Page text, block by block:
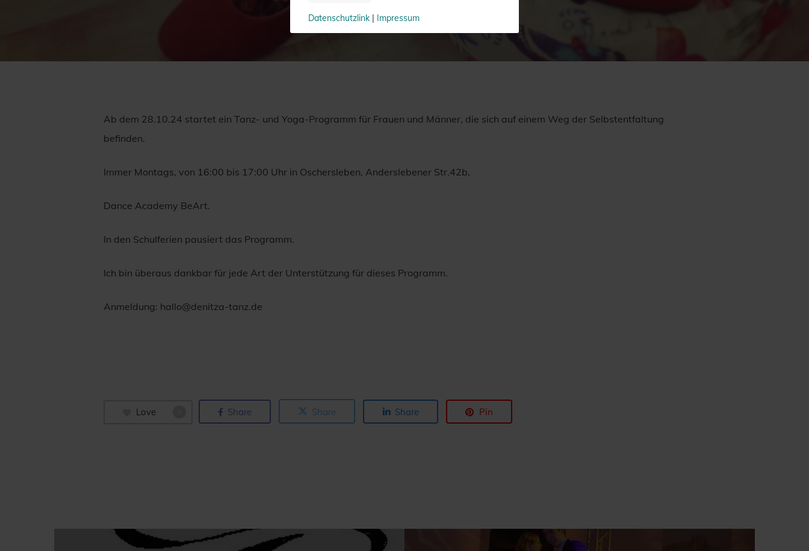
Ab dem 28.10.24 startet ein Tanz- und Yoga-Programm für Frauen und Männer, die sich auf einem Weg der Selbstentfaltung
befinden.
Immer Montags, von 16:00 bis 17:00 Uhr in Oschersleben, Anderslebener Str.42b,
Dance Academy BeArt.
In den Schulferien pausiert das Programm.
Ich bin überaus dankbar für jede Art der Unterstützung für dieses Programm.
Anmeldung: hallo@denitza-tanz.de
Love Share Share Share Pin
Datenschutzlink | Impressum